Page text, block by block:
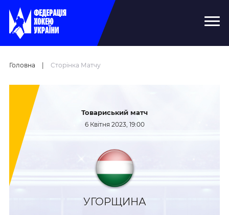
Головна Сторінка Матчу
Товариський матч
6 Квітня 2023, 19:00
УГОРЩИНА